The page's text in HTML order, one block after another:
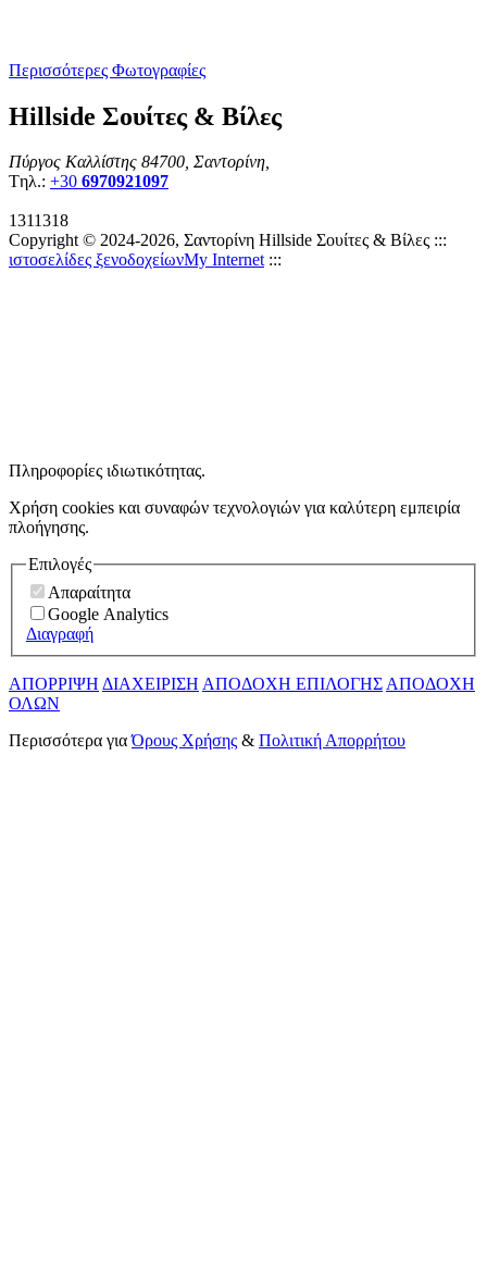
Περισσότερες Φωτογραφίες
Hillside Σουίτες & Βίλες
Πύργος Καλλίστης 84700, Σαντορίνη,
Tηλ.: +30 6970921097
1311318
Copyright © 2024-2026, Σαντορίνη Hillside Σουίτες & Βίλες :::
ιστοσελίδες ξενοδοχείωνMy Internet:::
Πληροφορίες ιδιωτικότητας.
Χρήση cookies και συναφών τεχνολογιών για καλύτερη εμπειρία
πλοήγησης.
Επιλογές
Απαραίτητα
Google Analytics
Διαγραφή
ΑΠΟΡΡΙΨΗ ΔΙΑΧΕΙΡΙΣΗ ΑΠΟΔΟΧΗ ΕΠΙΛΟΓΗΣ ΑΠΟΔΟΧΗ
ΟΛΩΝ
Περισσότερα γιαΌρους Χρήσης & Πολιτική Απορρήτου